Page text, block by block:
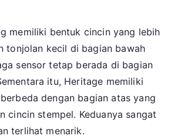
memiliki bentuk cincin yang lebih
tonjolan kecil di bagian bawah
sensor tetap berada di bagian
itu, Heritage memiliki
dengan bagian atas yang
cincin stempel. Keduanya sangat
terlihat menarik.